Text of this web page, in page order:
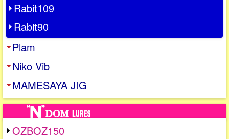
Rabit109
Rabit90
Plam
Niko Vib
MAMESAYA JIG
OZBOZ150